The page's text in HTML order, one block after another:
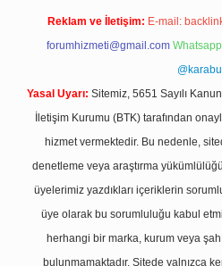
Reklam ve İletişim: E-mail:
forumhizmeti@gmail.com
@karabul
Yasal Uyarı: Sitemiz, 5651 Sayılı
İletişim Kurumu (BTK) tarafından
hizmet vermektedir. Bu nedenle,
denetleme veya araştırma
üyelerimiz yazdıkları içeriklerin
üye olarak bu sorumluluğu kabul
herhangi bir marka, kurum veya
bulunmamaktadır. Sitede yalnızca